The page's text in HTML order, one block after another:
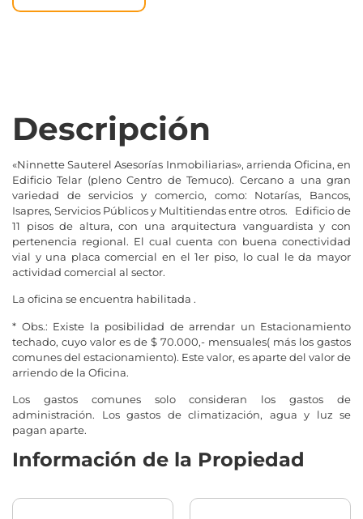
Descripción
«Ninnette Sauterel Asesorías Inmobiliarias», arrienda Oficina, en
Edificio Telar (pleno Centro de Temuco). Cercano a una gran
variedad de servicios y comercio, como: Notarías, Bancos,
Isapres, Servicios Públicos y Multitiendas entre otros. Edificio de
11 pisos de altura, con una arquitectura vanguardista y con
pertenencia regional. El cual cuenta con buena conectividad
vial y una placa comercial en el 1er piso, lo cual le da mayor
actividad comercial al sector.
La oficina se encuentra habilitada .
* Obs.: Existe la posibilidad de arrendar un Estacionamiento
techado, cuyo valor es de $ 70.000,- mensuales( más los gastos
comunes del estacionamiento). Este valor, es aparte del valor de
arriendo de la Oficina.
Los gastos comunes solo consideran los gastos de
administración. Los gastos de climatización, agua y luz se
pagan aparte.
Información de la Propiedad